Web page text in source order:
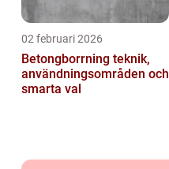
02 februari 2026
Betongborrning teknik,
användningsområden och
smarta val